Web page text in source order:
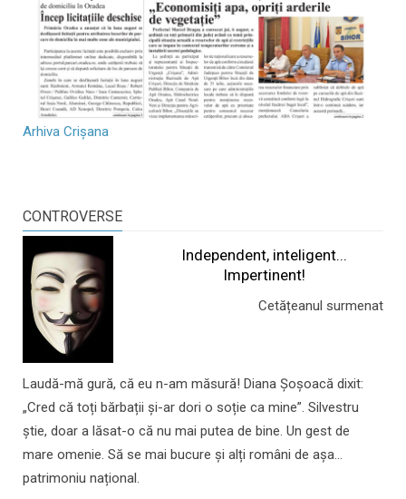
Arhiva Crișana
CONTROVERSE
Independent, inteligent...
Impertinent!
Cetățeanul surmenat
Laudă-mă gură, că eu n-am măsură! Diana Șoșoacă dixit:
„Cred că toți bărbații și-ar dori o soție ca mine”. Silvestru
știe, doar a lăsat-o că nu mai putea de bine. Un gest de
mare omenie. Să se mai bucure și alți români de așa...
patrimoniu național.